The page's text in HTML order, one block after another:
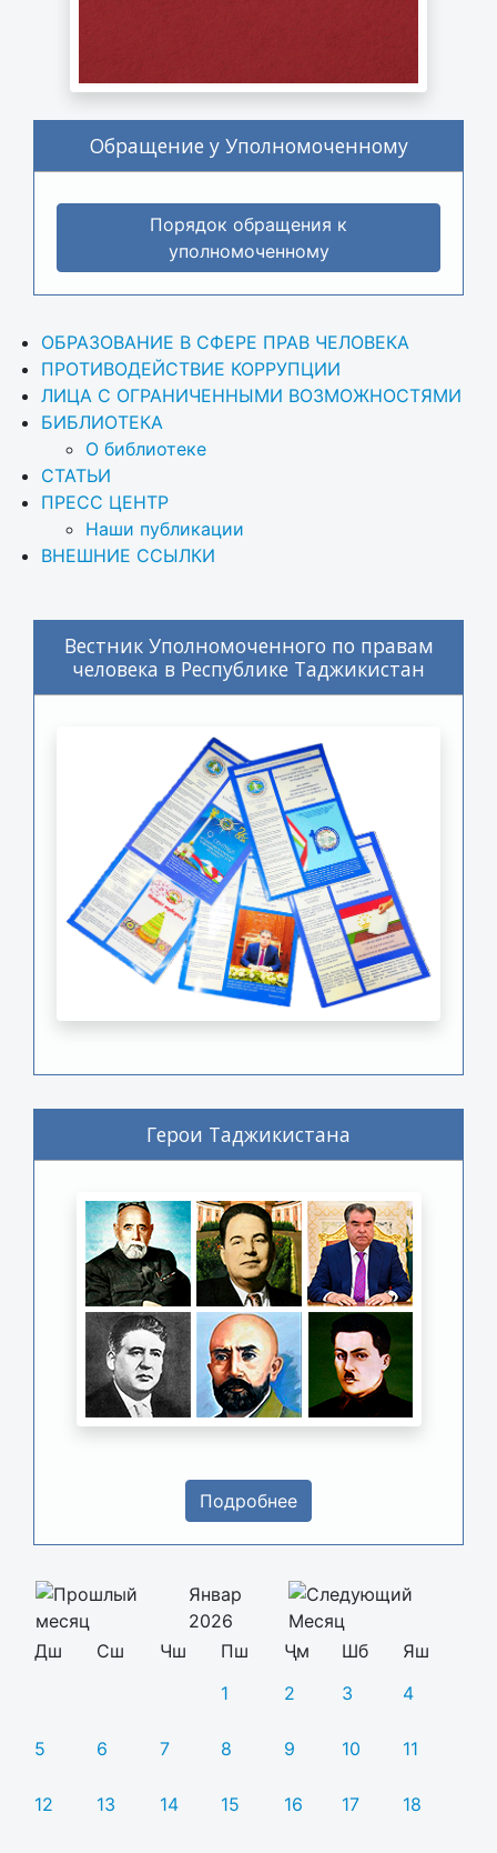
Обращение у Уполномоченному
Порядок обращения к
уполномоченному
ОБРАЗОВАНИЕ В СФЕРЕ ПРАВ ЧЕЛОВЕКА
ПРОТИВОДЕЙСТВИЕ КОРРУПЦИИ
ЛИЦА С ОГРАНИЧЕННЫМИ ВОЗМОЖНОСТЯМИ
БИБЛИОТЕКА
О библиотеке
СТАТЬИ
ПРЕСС ЦЕНТР
Наши публикации
ВНЕШНИЕ ССЫЛКИ
Вестник Уполномоченного по правам
человека в Республике Таджикистан
Герои Таджикистана
Подробнее
Январ
2026
Дш
Сш Чш Пш Ҷм Шб
Яш
1
2 3 4
5 6 7 8 9 10 11
12 13 14 15 16 17 18